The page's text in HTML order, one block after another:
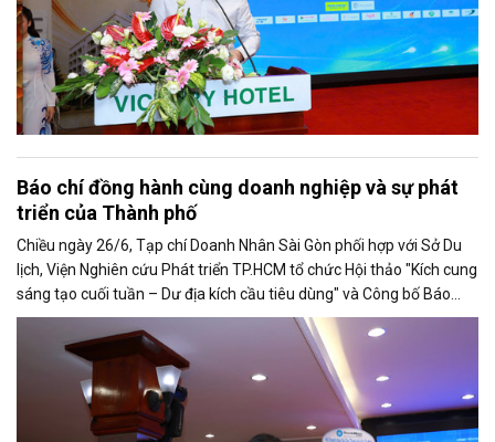
Báo chí đồng hành cùng doanh nghiệp và sự phát
triển của Thành phố
Chiều ngày 26/6, Tạp chí Doanh Nhân Sài Gòn phối hợp với Sở Du
lịch, Viện Nghiên cứu Phát triển TP.HCM tổ chức Hội thảo "Kích cung
sáng tạo cuối tuần – Dư địa kích cầu tiêu dùng" và Công bố Báo
cáo năng lực phát triển doanh nghiệp TP.HCM năm 2025. Trân
trọng giới thiệu phát biểu của ông Trần Trọng Dũng - Phó Chủ tịch
Hội Nhà báo Việt Nam tại Hội thảo.